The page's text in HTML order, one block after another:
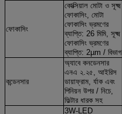
ফোকাসিং
কোক্সিয়াল মোটা ও সূক্ষ্ম
ফোকাসিং, মোটা
ফোকাসিং ভ্রমণের
ব্যাপ্তি: 26 মিমি, সূক্ষ্ম
ফোকাসিং ভ্রমণের
ব্যাপ্তি: 2µm / বিভাগ
কন্ডেনসার
অ্যাবে কনডেনসার
এনএ ২.২৫, আইরিস
ডায়াফ্রাম, র্যাক এবং
পিনিয়ন উপর / নিচে,
ফিল্টার ধারক সহ
3W-LED